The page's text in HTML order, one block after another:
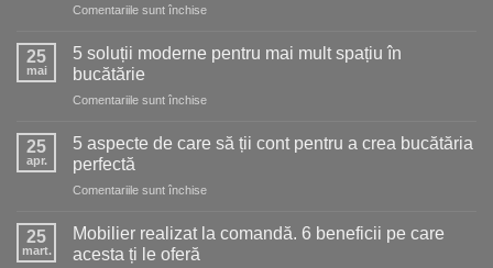
Comentariile sunt închisepentru
bucătăriei:
sfaturi
pentru
bucătărie
25
mai
5 soluții moderne pentru mai mult spațiu în
bucătărie
Comentariile sunt închisepentru
soluții
moderne
mai
spațiu
25
apr.
5 aspecte de care să ții cont pentru a crea bucătăria
perfectă
Comentariile sunt închisepentru
25
mart.
Mobilier realizat la comandă. 6 beneficii pe care
acesta ți le oferă